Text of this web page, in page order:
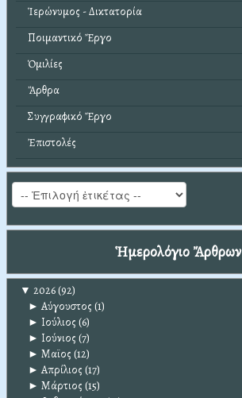
Ἱερώνυμος - Δικτατορία
Ποιμαντικό Ἔργο
Ὁμιλίες
Ἄρθρα
Συγγραφικό Ἔργο
Ἐπιστολές
Ἡμερολόγιο Ἄρθρων
▼ 2026(92)
► Αύγουστος (1)
► Ιούλιος (6)
► Ιούνιος (7)
► Μαϊος (12)
► Απρίλιος (17)
► Μάρτιος (15)